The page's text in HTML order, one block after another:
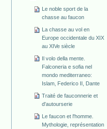
Le noble sport de la
chasse au faucon
La chasse au vol en
Europe occidentale du XIX
au XIVe siècle
Il volo della mente.
Falconeria e sofia nel
mondo mediterraneo:
Islam, Federico II, Dante
Traité de fauconnerie et
d'autourserie
Le faucon et l'homme.
Mythologie, représentation